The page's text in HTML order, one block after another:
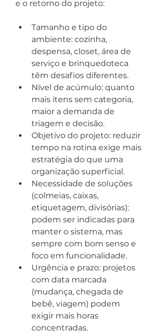
e o retorno do projeto:
Tamanho e tipo do
ambiente: cozinha,
despensa, closet, área de
serviço e brinquedoteca
têm desafios diferentes.
Nível de acúmulo: quanto
mais itens sem categoria,
maior a demanda de
triagem e decisão.
Objetivo do projeto: reduzir
tempo na rotina exige mais
estratégia do que uma
organização superficial.
Necessidade de soluções
(colmeias, caixas,
etiquetagem, divisórias):
podem ser indicadas para
manter o sistema, mas
sempre com bom senso e
foco em funcionalidade.
Urgência e prazo: projetos
com data marcada
(mudança, chegada de
bebê, viagem) podem
exigir mais horas
concentradas.